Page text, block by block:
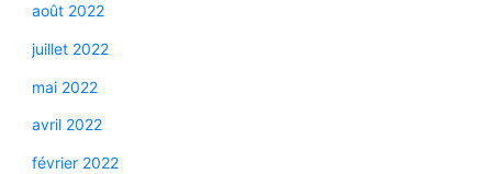
août 2022
juillet 2022
mai 2022
avril 2022
février 2022